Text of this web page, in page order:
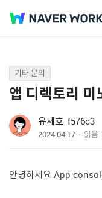
Q&A
기타 문의
앱 디렉토리 미
유세호_f576c3
2024.04.17 읽음
안녕하세요 App